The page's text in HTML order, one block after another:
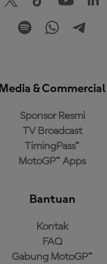
Media & Commercial
Sponsor Resmi
TV Broadcast
TimingPass™
MotoGP™ Apps
Bantuan
Kontak
FAQ
Gabung MotoGP™